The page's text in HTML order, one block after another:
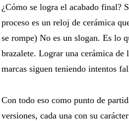
¿Cómo se logra el acabado final?
proceso es un reloj de cerámica
se rompe) No es un slogan. Es lo
brazalete. Lograr una cerámica de
marcas siguen teniendo intentos
Con todo eso como punto de
versiones, cada una con su